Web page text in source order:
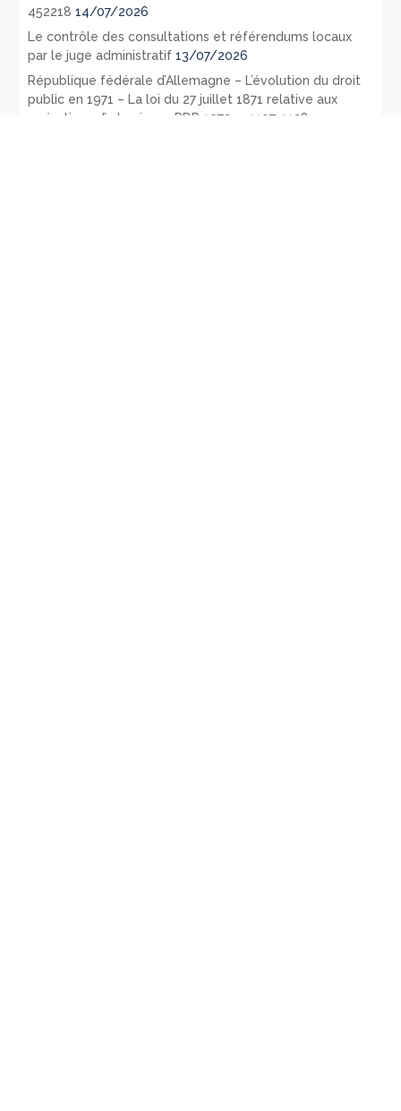
452218 14/07/2026
Le contrôle des consultations et référendums locaux
par le juge administratif 13/07/2026
République fédérale d’Allemagne – L’évolution du droit
public en 1971 – La loi du 27 juillet 1871 relative aux
opérations d’urbanisme: RDP 1972 p. 1107-1128